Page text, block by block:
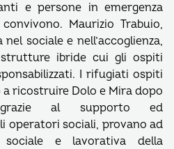
e persone in emergenza
Maurizio Trabuio,
sociale e nell’accoglienza,
ibride cui gli ospiti
I rifugiati ospiti
ricostruire Dolo e Mira dopo
al supporto ed
operatori sociali, provano ad
e lavorativa della